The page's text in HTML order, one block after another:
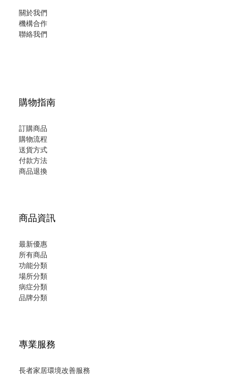
關於我們
機構合作
聯絡我們
購物指南
訂購商品
購物流程
送貨方式
付款方法
商品退換
商品資訊
最新優惠
所有商品
功能分類
場所分類
病症分類
品牌分類
專業服務
長者家居環境改善服務